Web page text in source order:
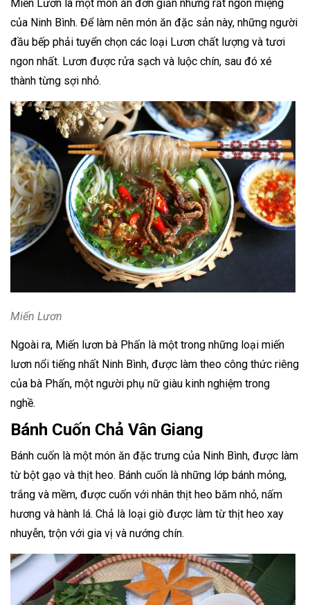
Miến Lươn là một món ăn đơn giản nhưng rất ngon miệng
của Ninh Bình. Để làm nên món ăn đặc sản này, những người
đầu bếp phải tuyển chọn các loại Lươn chất lượng và tươi
ngon nhất. Lươn được rửa sạch và luộc chín, sau đó xé
thành từng sợi nhỏ.
Miến Lươn
Ngoài ra, Miến lươn bà Phấn là một trong những loại miến
lươn nổi tiếng nhất Ninh Bình, được làm theo công thức riêng
của bà Phấn, một người phụ nữ giàu kinh nghiệm trong
nghề.
Bánh Cuốn Chả Vân Giang
Bánh cuốn là một món ăn đặc trưng của Ninh Bình, được làm
từ bột gạo và thịt heo. Bánh cuốn là những lớp bánh mỏng,
trắng và mềm, được cuốn với nhân thịt heo băm nhỏ, nấm
hương và hành lá. Chả là loại giò được làm từ thịt heo xay
nhuyễn, trộn với gia vị và nướng chín.